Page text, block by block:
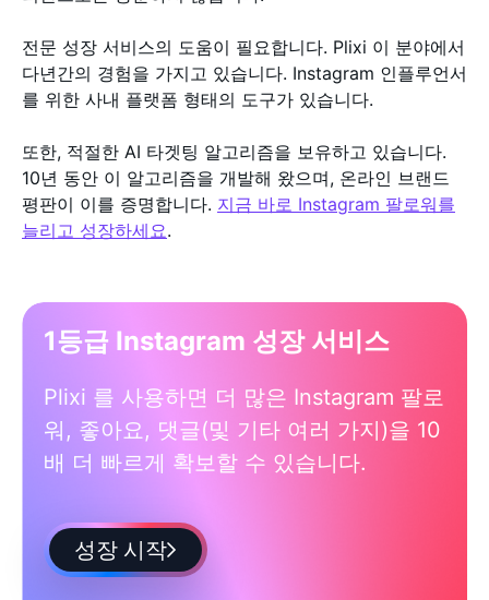
전문 성장 서비스의 도움이 필요합니다. Plixi 이 분야에서
다년간의 경험을 가지고 있습니다. Instagram 인플루언서
를 위한 사내 플랫폼 형태의 도구가 있습니다.
또한, 적절한 AI 타겟팅 알고리즘을 보유하고 있습니다.
10년 동안 이 알고리즘을 개발해 왔으며, 온라인 브랜드
평판이 이를 증명합니다. 지금 바로 Instagram 팔로워를
늘리고 성장하세요.
1등급 Instagram 성장 서비스
Plixi 를 사용하면 더 많은 Instagram 팔로
워, 좋아요, 댓글(및 기타 여러 가지)을 10
배 더 빠르게 확보할 수 있습니다.
성장 시작